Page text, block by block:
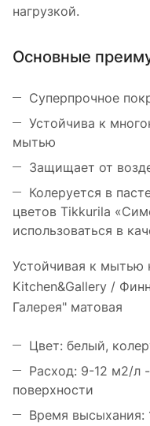
нагрузкой.
Основные
Суперпрочное
Устойчива к
мытью
Защищает от
Колеруется в
цветов Tikkurila
использоваться в
Устойчивая к мытью
Kitchen&Gallery /
Галерея" матовая
Цвет: белый,
Расход: 9-12 м2/л
поверхности
Время высыхания: